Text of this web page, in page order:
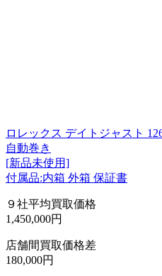
ロレックス デイトジャスト
自動巻き
[新品未使用]
付属品:内箱 外箱 保証書
９社平均買取価格
1,450,000円
店舗間買取価格差
180,000円